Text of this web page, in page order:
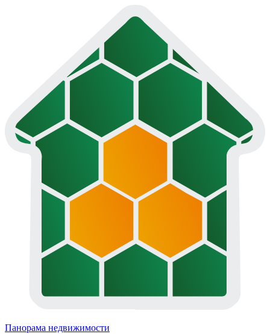
Панорама недвижимости